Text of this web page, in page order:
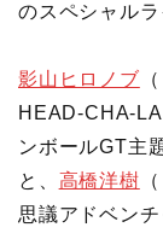
のスペシャルラ
影山ヒロノブ
HEAD-CHA-
ンボールGT主
と、 高橋洋樹
思議アドベン